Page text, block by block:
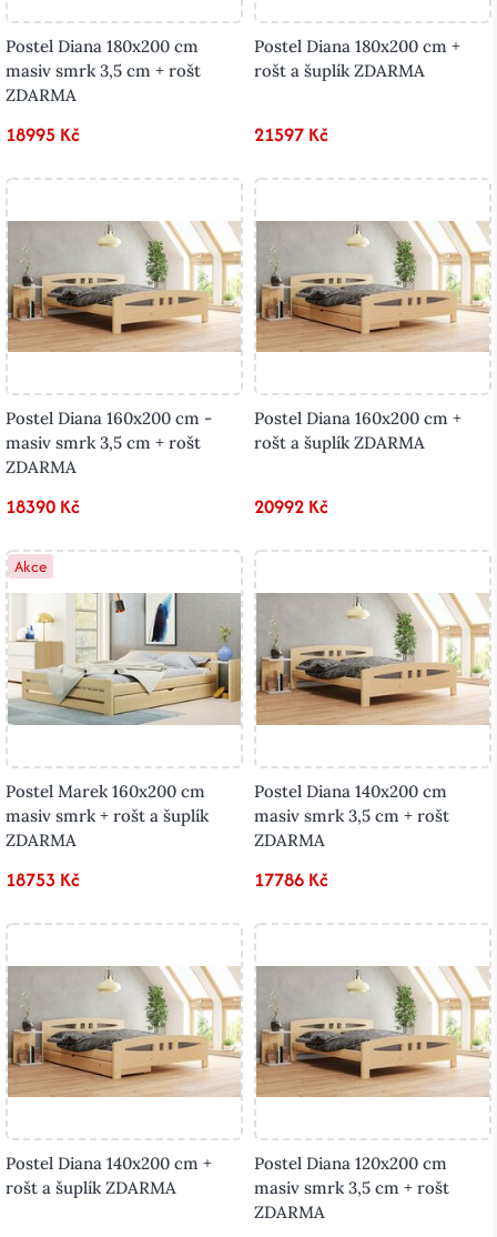
Postel Diana 180x200 cm
masiv smrk 3,5 cm + rošt
ZDARMA
18995 Kč
Postel Diana 180x200 cm +
rošt a šuplík ZDARMA
21597 Kč
Postel Diana 160x200 cm -
masiv smrk 3,5 cm + rošt
ZDARMA
18390 Kč
Postel Diana 160x200 cm +
rošt a šuplík ZDARMA
20992 Kč
Akce
Postel Marek 160x200 cm
masiv smrk + rošt a šuplík
ZDARMA
18753 Kč
Postel Diana 140x200 cm
masiv smrk 3,5 cm + rošt
ZDARMA
17786 Kč
Postel Diana 140x200 cm +
rošt a šuplík ZDARMA
Postel Diana 120x200 cm
masiv smrk 3,5 cm + rošt
ZDARMA